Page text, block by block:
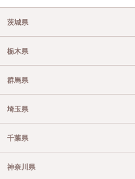
茨城県
栃木県
群馬県
埼玉県
千葉県
神奈川県